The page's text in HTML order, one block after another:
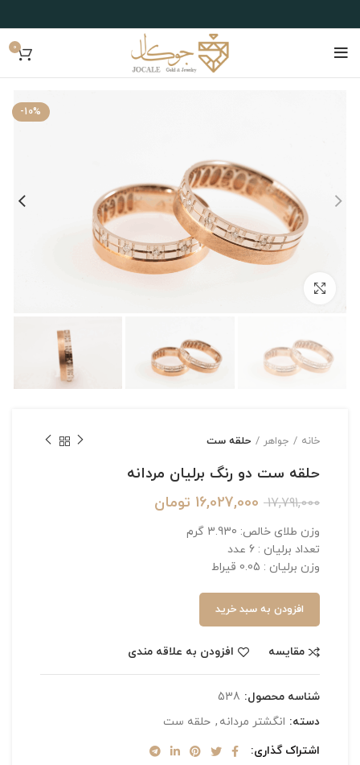
0
-10%
خانه جواهر حلقه ست
حلقه ست دو رنگ برلیان مردانه
17,791,000
16,027,000 تومان
وزن طلای خالص: 3.930 گرم
تعداد برلیان : 6 عدد
وزن برلیان : 0.05 قیراط
افزودن به سبد خرید
مقایسه افزودن به علاقه مندی
شناسه محصول: 538
دسته: انگشتر مردانه , حلقه ست
اشتراک گذاری